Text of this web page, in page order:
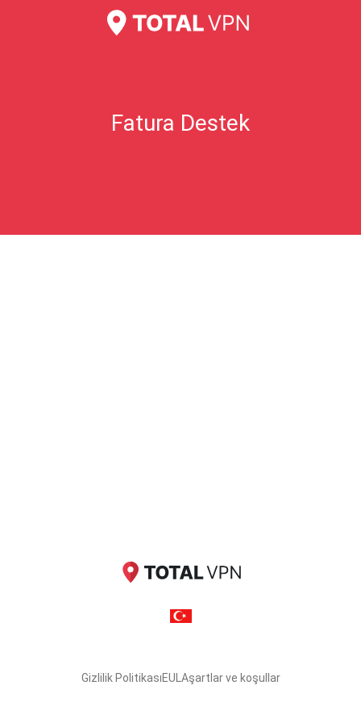
Fatura Destek
Sanırım benden fazla ücret almışlar?
Gizlilik PolitikasıEULAşartlar ve koşullar